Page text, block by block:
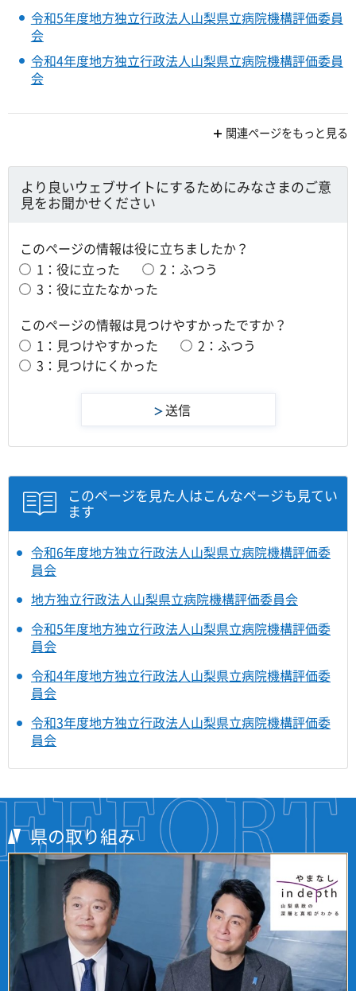
令和5年度地方独立行政法人山梨県立病院機構評価委員
会
令和4年度地方独立行政法人山梨県立病院機構評価委員
会
関連ページをもっと見る
より良いウェブサイトにするためにみなさまのご意
見をお聞かせください
このページの情報は役に立ちましたか？
1：役に立った
2：ふつう
3：役に立たなかった
このページの情報は見つけやすかったですか？
1：見つけやすかった
2：ふつう
3：見つけにくかった
このページを見た人はこんなページも見てい
ます
令和6年度地方独立行政法人山梨県立病院機構評価委
員会
地方独立行政法人山梨県立病院機構評価委員会
令和5年度地方独立行政法人山梨県立病院機構評価委
員会
令和4年度地方独立行政法人山梨県立病院機構評価委
員会
令和3年度地方独立行政法人山梨県立病院機構評価委
員会
県の取り組み